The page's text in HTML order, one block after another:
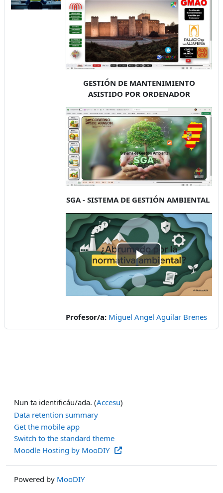
GESTIÓN DE MANTENIMIENTO
ASISTIDO POR ORDENADOR
SGA - SISTEMA DE GESTIÓN AMBIENTAL
Play
Video
Profesor/a: Miguel Angel Aguilar Brenes
Nun ta identificáu/ada. (Accesu)
Data retention summary
Get the mobile app
Switch to the standard theme
Moodle Hosting by MooDIY
Powered by MooDIY